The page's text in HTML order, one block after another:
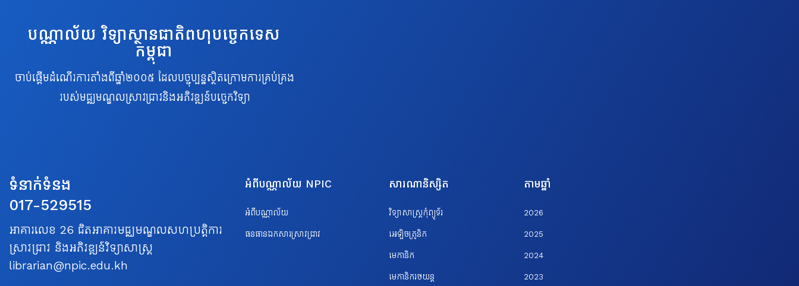
បណ្ណាល័យ វិទ្យាស្ថានជាតិពហុបច្ចេកទេស
កម្ពុជា
ចាប់ផ្តើមដំណើរការតាំងពីឆ្នាំ២០០៥ ដែលបច្ចុប្បន្នស្ថិតក្រោមការគ្រប់គ្រង
របស់មជ្ឈមណ្ឌលស្រាវជ្រាវនិងអភិវឌ្ឍន៍បច្ចេកវិទ្យា
ទំនាក់ទំនង
017-529515
អាគារលេខ 26 ជិតអាគារមជ្ឈមណ្ឌលសហប្រត្តិការ
ស្រាវជ្រាវ និងអភិវឌ្ឍន៍វិទ្យាសាស្ត្រ
librarian@npic.edu.kh
អំពីបណ្ណាល័យ NPIC
អំពីបណ្ណាល័យ
ធនធានឯកសារស្រាវជ្រាវ
សារណានិស្សិត
វិទ្យាសាស្ត្រកុំព្យូទ័រ
អេឡិចត្រូនិក
មេកានិក
មេកានិករថយន្ត
តាមឆ្នាំ
2026
2025
2024
2023